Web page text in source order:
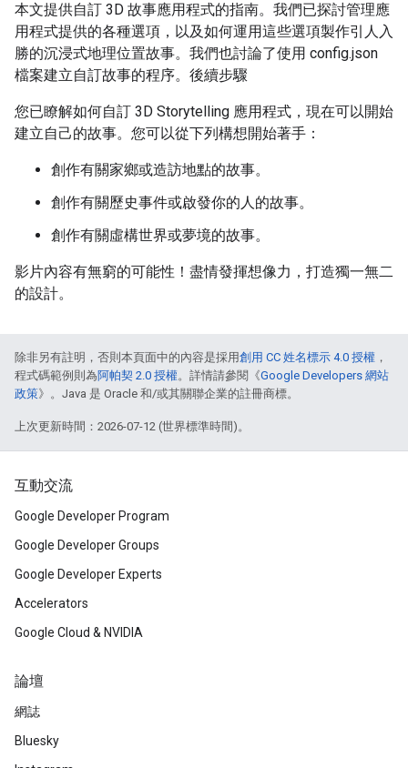
本文提供自訂 3D 故事應用程式的指南。我們已探討管理應
用程式提供的各種選項，以及如何運用這些選項製作引人入
勝的沉浸式地理位置故事。我們也討論了使用 config.json
檔案建立自訂故事的程序。後續步驟
您已瞭解如何自訂 3D Storytelling 應用程式，現在可以開始
建立自己的故事。您可以從下列構想開始著手：
創作有關家鄉或造訪地點的故事。
創作有關歷史事件或啟發你的人的故事。
創作有關虛構世界或夢境的故事。
影片內容有無窮的可能性！盡情發揮想像力，打造獨一無二
的設計。
除非另有註明，否則本頁面中的內容是採用創用 CC 姓名標示 4.0 授權 ，
程式碼範例則為阿帕契 2.0 授權。詳情請參閱《Google Developers 網站
政策》。Java 是 Oracle 和/或其關聯企業的註冊商標。
上次更新時間：2026-07-12 (世界標準時間)。
互動交流
Google Developer Program
Google Developer Groups
Google Developer Experts
Accelerators
Google Cloud & NVIDIA
論壇
網誌
Bluesky